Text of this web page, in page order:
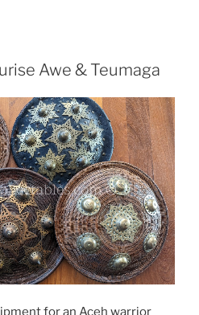
Awe & Teumaga
for an Aceh warrior